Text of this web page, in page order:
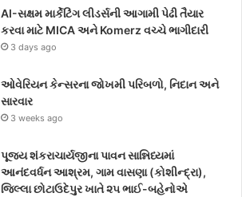
AI-સક્ષમ માર્કેટિંગ લીડર્સની આગામી પેઢી તૈયાર
કરવા માટે MICA અને Komerz વચ્ચે ભાગીદારી
3 days ago
ઓવેરિયન કેન્સરના જોખમી પરિબળો, નિદાન અને
સારવાર
3 weeks ago
પૂજ્ય શંકરાચાર્યજીના પાવન સાન્નિધ્યમાં
આનંદવર્ધન આશ્રમ, ગામ વાસણા (કોશીન્દ્રા),
જિલ્લા છોટાઉદેપુર ખાતે ૨૫ ભાઈ-બહેનોએ